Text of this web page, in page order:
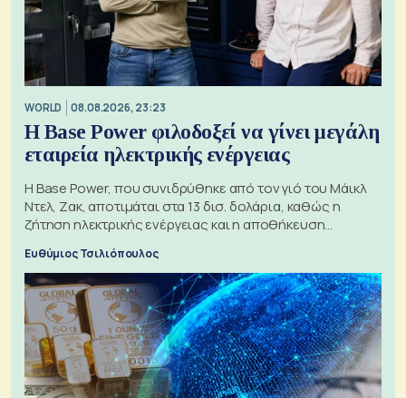
WORLD 08.08.2026, 23:23
Η Base Power φιλοδοξεί να γίνει μεγάλη
εταιρεία ηλεκτρικής ενέργειας
Η Base Power, που συνιδρύθηκε από τον γιό του Μάικλ
Ντελ, Ζακ, αποτιμάται στα 13 δισ. δολάρια, καθώς η
ζήτηση ηλεκτρικής ενέργειας και η αποθήκευση
Ευθύμιος Τσιλιόπουλος